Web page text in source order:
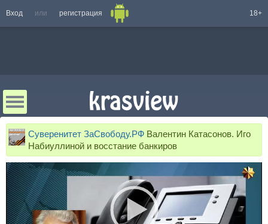
Вход или регистрация 18+
Суверенитет ЗаСвободу.РФ Валентин Катасонов. Иго
Набиуллиной и восстание банкиров